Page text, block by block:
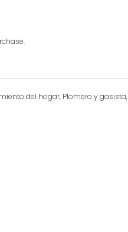
del hogar, Plomero y gasista,